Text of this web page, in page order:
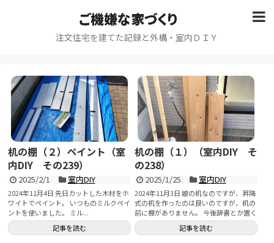
ご機嫌な家づくり
注文住宅を建てた記録と外構・室内ＤＩＹ
机の棚（２）ペイント（室
内DIY その239）
2025/2/1 室内DIY
2024年11月4日 先日カットした木材をホ
ワイトでペイント。 いつものミルクペイ
ントを使いました。 ミル...
記事を読む
机の棚（１）（室内DIY そ
の238）
2025/1/25 室内DIY
2024年11月3日 娘の机なのですが、昇降
式の机を作ったのは良いのですが、机の
前に棚がありません。 今後辞書とか置く
と...
記事を読む